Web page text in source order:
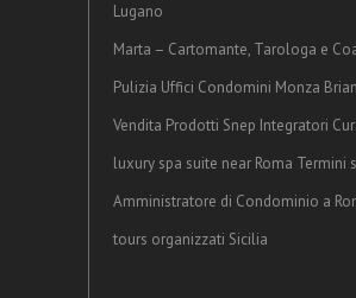
Lugano
Marta – Cartomante, Tarologa e
Pulizia Uffici Condomini Monza
Vendita Prodotti Snep Integratori
luxury spa suite near Roma Termini
Amministratore di Condominio a
tours organizzati Sicilia